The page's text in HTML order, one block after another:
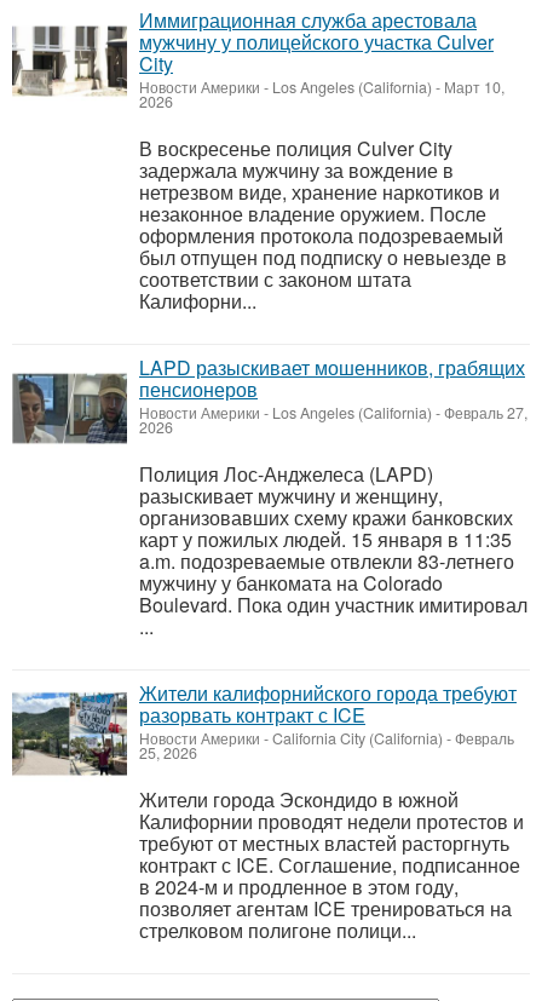
Иммиграционная служба арестовала
мужчину у полицейского участка Culver
City
Новости Америки - Los Angeles (California) - Март 10,
2026
В воскресенье полиция Culver City
задержала мужчину за вождение в
нетрезвом виде, хранение наркотиков и
незаконное владение оружием. После
оформления протокола подозреваемый
был отпущен под подписку о невыезде в
соответствии с законом штата
Калифорни...
LAPD разыскивает мошенников, грабящих
пенсионеров
Новости Америки - Los Angeles (California) -Февраль 27,
2026
Полиция Лос-Анджелеса (LAPD)
разыскивает мужчину и женщину,
организовавших схему кражи банковских
карт у пожилых людей. 15 января в 11:35
a.m. подозреваемые отвлекли 83-летнего
мужчину у банкомата на Colorado
Boulevard. Пока один участник имитировал
...
Жители калифорнийского города требуют
разорвать контракт с ICE
Новости Америки -California City (California) -Февраль
25, 2026
Жители города Эскондидо в южной
Калифорнии проводят недели протестов и
требуют от местных властей расторгнуть
контракт с ICE. Соглашение, подписанное
в 2024-м и продленное в этом году,
позволяет агентам ICE тренироваться на
стрелковом полигоне полици...